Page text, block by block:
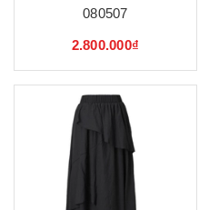
080507
2.800.000₫